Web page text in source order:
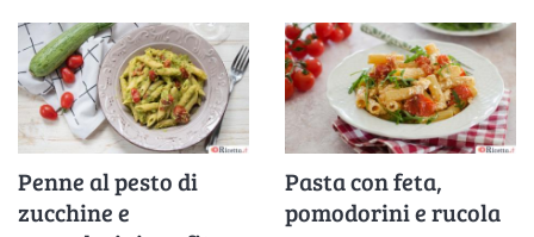
Penne al pesto di
zucchine e
Pasta con feta,
pomodorini e rucola